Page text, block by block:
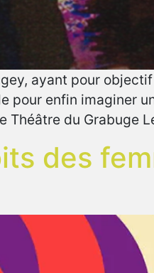
ayant pour
pour enfin imaginer
Théâtre du Grabuge
des